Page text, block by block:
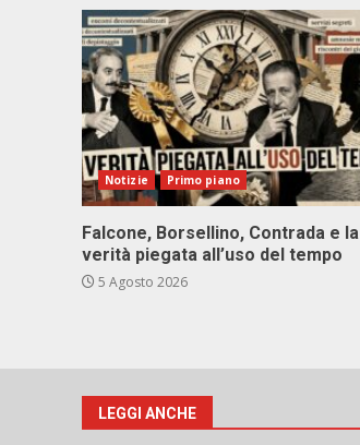
Notizie Primo piano
Falcone, Borsellino, Contrada e la
verità piegata all’uso del tempo
5 Agosto 2026
LEGGI ANCHE